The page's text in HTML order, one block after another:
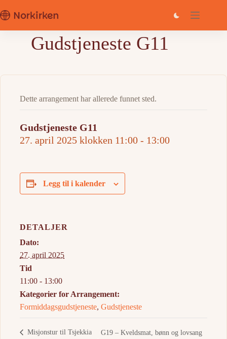
til
innholdet
Gudstjeneste G11
Dette arrangement har allerede funnet sted.
Gudstjeneste G11
27. april 2025 klokken 11:00 - 13:00
Legg til i kalender
DETALJER
Dato:
27. april 2025
Tid
11:00 - 13:00
Kategorier for Arrangement:
Formiddagsgudstjeneste,Gudstjeneste
Misjonstur til Tsjekkia G19 – Kveldsmat, bønn og lovsang